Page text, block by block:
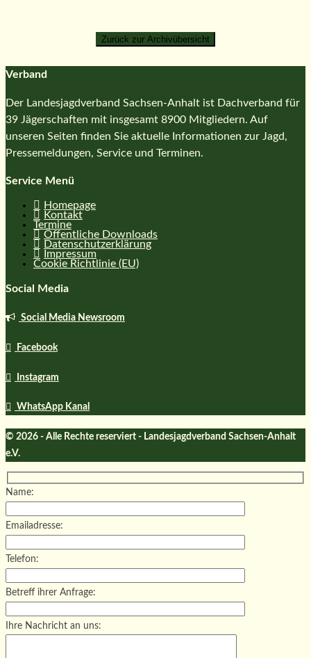
Verband
Der Landesjagdverband Sachsen-Anhalt ist Dachverband für
39 Jägerschaften mit insgesamt 8900 Mitgliedern. Auf
unseren Seiten finden Sie aktuelle Informationen zur Jagd,
Pressemeldungen, Service und Terminen.
Service Menü
Homepage
Kontakt
Termine
Öffentliche Downloads
Datenschutzerklärung
Impressum
Cookie Richtlinie (EU)
Social Media
Social Media Newsroom
Facebook
Instagram
WhatsApp Kanal
© 2026 - Alle Rechte reserviert - Landesjagdverband Sachsen-Anhalt
e.V.
Name:
Emailadresse:
Telefon:
Betreff ihrer Anfrage:
Ihre Nachricht an uns: